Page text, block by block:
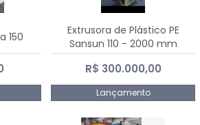
150
Extrusora de Plástico PE
Sansun 110 - 2000 mm
R$ 300.000,00
Lançamento